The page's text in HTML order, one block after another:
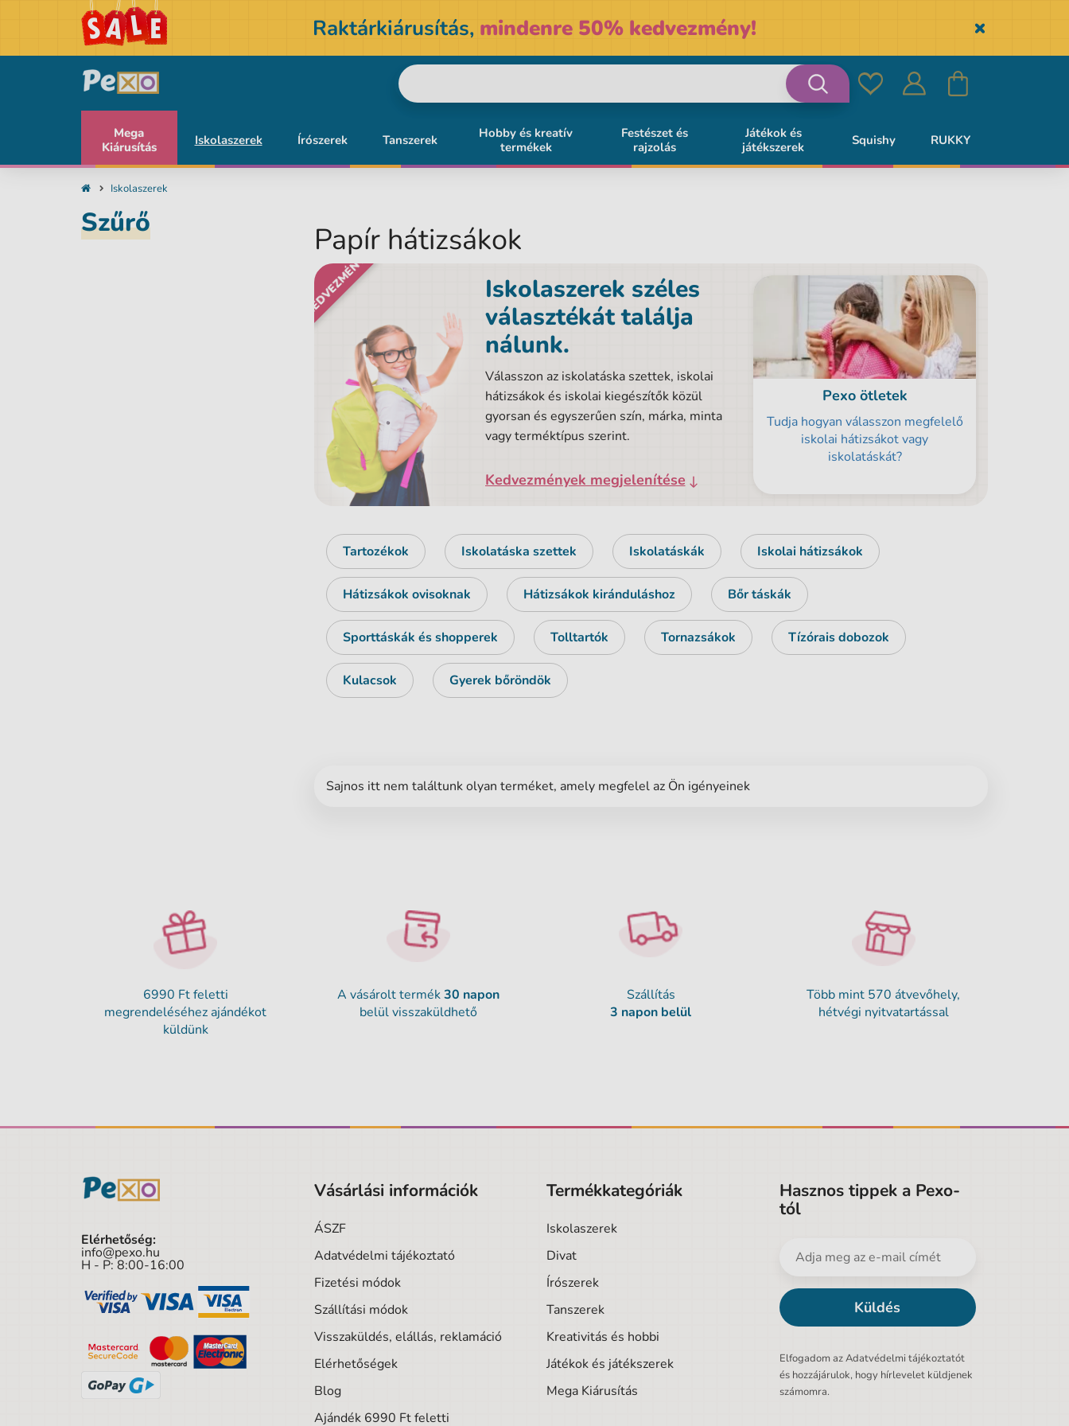
Raktárkiárusítás, mindenre 50% kedvezmény! Skryť
KedvencekBejelentkezés
Kosár
Mega
Kiárusítás
Iskolaszerek Írószerek Tanszerek
Hobby és kreatív
termékek
Festészet és
rajzolás
Játékok és
játékszerek
Squishy RUKKY
Iskolaszerek
Szűrő Papír hátizsákok
KEDVEZMÉNY
Iskolaszerek széles
választékát találja
nálunk.
Válasszon az iskolatáska szettek, iskolai
hátizsákok és iskolai kiegészítők közül
gyorsan és egyszerűen szín, márka, minta
vagy terméktípus szerint.
Kedvezmények megjelenítése
Pexo ötletek
Tudja hogyan válasszon megfelelő
iskolai hátizsákot vagy
iskolatáskát?
Tartozékok Iskolatáska szettek Iskolatáskák Iskolai hátizsákok
Hátizsákok ovisoknak Hátizsákok kiránduláshoz Bőr táskák
Sporttáskák és shopperek Tolltartók Tornazsákok Tízórais dobozok
Kulacsok Gyerek bőröndök
Sajnos itt nem találtunk olyan terméket, amely megfelel az Ön igényeinek
6990 Ft feletti
megrendeléséhez ajándékot
küldünk
A vásárolt termék30 napon
belül visszaküldhető
Szállítás
3 napon belül
Több mint 570 átvevőhely,
hétvégi nyitvatartással
Elérhetőség:
info@pexo.hu
H - P: 8:00-16:00
Vásárlási információk
ÁSZF
Adatvédelmi tájékoztató
Fizetési módok
Szállítási módok
Visszaküldés, elállás, reklamáció
Elérhetőségek
Blog
Ajándék 6990 Ft feletti
Termékkategóriák
Iskolaszerek
Divat
Írószerek
Tanszerek
Kreativitás és hobbi
Játékok és játékszerek
Mega Kiárusítás
Hasznos tippek a Pexo-
tól
Küldés
Elfogadom az Adatvédelmi tájékoztatót
és hozzájárulok, hogy hírlevelet küldjenek
számomra.